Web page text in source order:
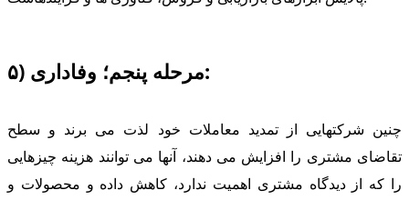
۵) مرحله پنجم؛ وفاداری:
چنین شركتهایی از تمدید معاملات خود لذت می برند و سطح
تقاضای مشتری را افزایش می دهند، آنها می توانند هزینه چیزهایی
را كه از دیدگاه مشتری اهمیت ندارد، كاهش داده و محصولات و